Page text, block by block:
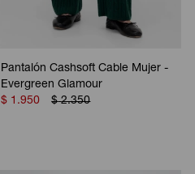
Pantalón Cashsoft Cable Mujer -
Evergreen Glamour
$ 1.950 $ 2.350